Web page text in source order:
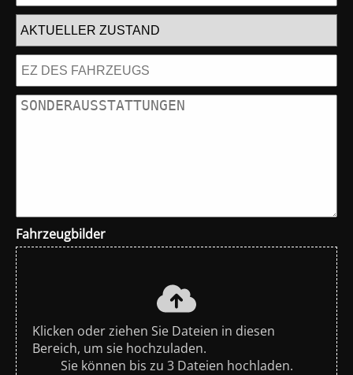
Fahrzeugbilder
Klicken oder ziehen Sie Dateien in diesen
Bereich, um sie hochzuladen.
Sie können bis zu 3 Dateien hochladen.